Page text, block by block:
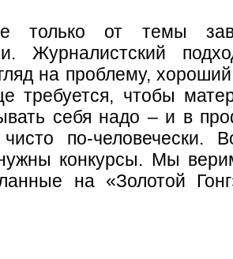
только от темы
Журналистский
на проблему,
требуется, чтобы
себя надо – и в
по-человечески.
конкурсы. Мы
на «Золотой